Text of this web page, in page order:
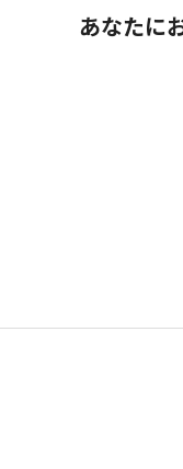
あなたに